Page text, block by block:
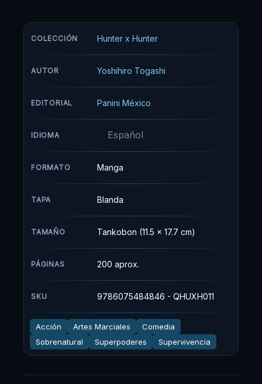
no conoce a sus padres, ellos dejaron a Gon al
cuidado de Mito y su abuela desde que era
emprende la travesía por mar y tierra para
lograr su sueño: ser un hunter.
COLECCIÓN Hunter x Hunter
AUTOR Yoshihiro Togashi
EDITORIAL Panini México
IDIOMA Español
FORMATO Manga
TAPA Blanda
TAMAÑO Tankobon (11.5 x 17.7 cm)
PÁGINAS 200 aprox.
SKU 9786075484846 - QHUXH011
Acción Artes Marciales
Comedia
Sobrenatural
Superpoderes Supervivencia